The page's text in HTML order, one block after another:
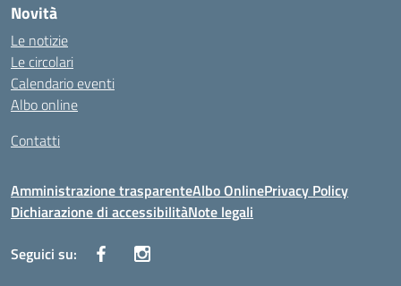
Novità
Le notizie
Le circolari
Calendario eventi
Albo online
Contatti
Amministrazione trasparenteAlbo OnlinePrivacy Policy
Dichiarazione di accessibilitàNote legali
Seguici su: